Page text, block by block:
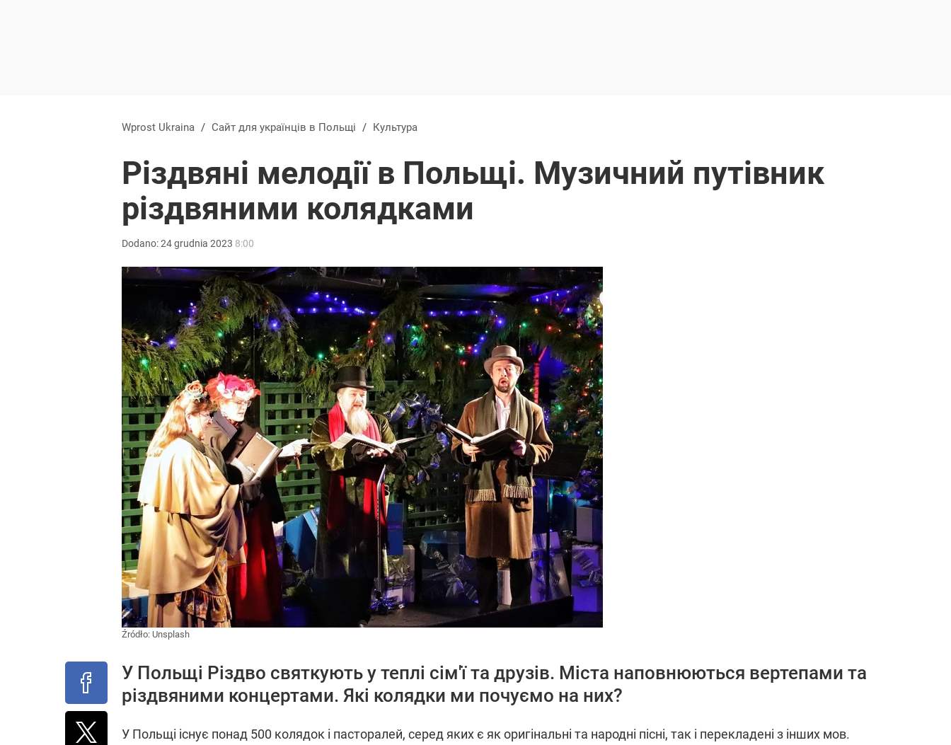
Wprost Ukraina / Сайт для українців в Польщі / Культура
Різдвяні мелодії в Польщі. Музичний путівник
різдвяними колядками
Dodano:24grudnia 2023 8:00
Źródło: Unsplash
У Польщі Різдво святкують у теплі сім'ї та друзів. Міста наповнюються вертепами та
різдвяними концертами. Які колядки ми почуємо на них?
У Польщі існує понад 500 колядок і пасторалей, серед яких є як оригінальні та народні пісні, так і перекладені з інших мов.